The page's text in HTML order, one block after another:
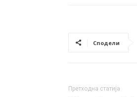
Сподели
Претходна статија